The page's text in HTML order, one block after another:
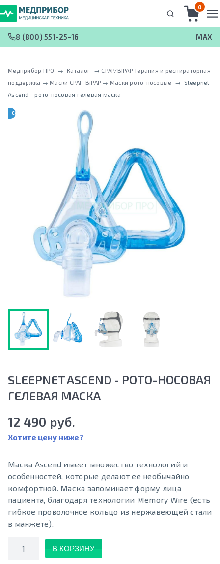
0
8 (800) 551-25-16 MAX
Медприбор ПРО → Каталог → CPAP/BIPAP Терапия и респираторная
поддержка → Маски CPAP-BiPAP → Маски рото-носовые →
Sleepnet
Ascend - рото-носовая гелевая маска
CPAP-BPAP-НВЛ
SLEEPNET ASCEND - РОТО-НОСОВАЯ
ГЕЛЕВАЯ МАСКА
12 490 руб.
Хотите цену ниже?
Маска Ascend имеет множество технологий и
особенностей, которые делают ее необычайно
комфортной. Маска запоминает форму лица
пациента, благодаря технологии Memory Wire (есть
гибкое проволочное кольцо из нержавеющей стали
в манжете).
Количество
В КОРЗИНУ